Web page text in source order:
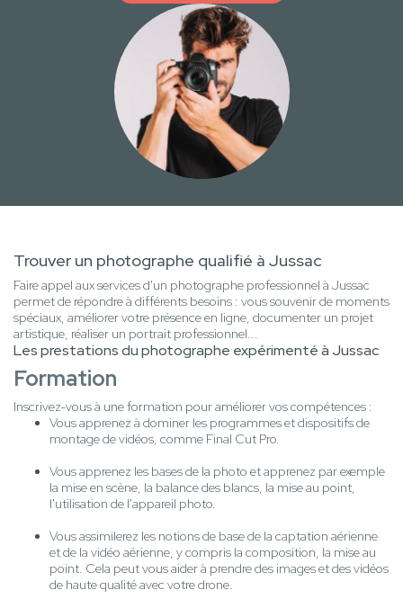
Trouver un photographe qualifié à Jussac
Faire appel aux services d'un photographe professionnel à Jussac
permet de répondre à différents besoins : vous souvenir de moments
spéciaux, améliorer votre présence en ligne, documenter un projet
artistique, réaliser un portrait professionnel...
Les prestations du photographe expérimenté à Jussac
Formation
Inscrivez-vous à une formation pour améliorer vos compétences :
Vous apprenez à dominer les programmes et dispositifs de
montage de vidéos, comme Final Cut Pro.
Vous apprenez les bases de la photo et apprenez par exemple
la mise en scène, la balance des blancs, la mise au point,
l'utilisation de l'appareil photo.
Vous assimilerez les notions de base de la captation aérienne
et de la vidéo aérienne, y compris la composition, la mise au
point. Cela peut vous aider à prendre des images et des vidéos
de haute qualité avec votre drone.